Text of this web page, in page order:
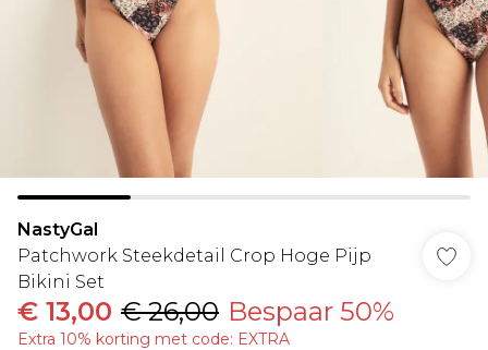
NastyGal
Patchwork Steekdetail Crop Hoge Pijp
Bikini Set
€ 13,00 € 26,00 Bespaar 50%
Extra 10% korting met code: EXTRA